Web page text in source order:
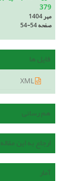
379
مهر 1404
صفحه54-54
فایل ها
هم رسانی
ارجاع به این مقاله
آمار